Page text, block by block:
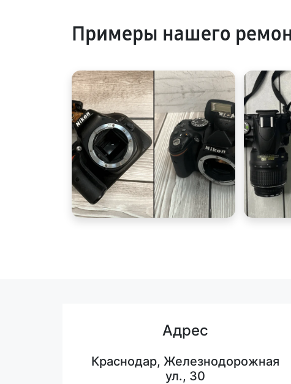
Примеры нашего
Адрес
Краснодар, Железнодорожная
ул., 30